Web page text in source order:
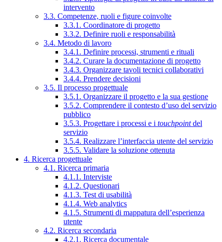
intervento
3.3. Competenze, ruoli e figure coinvolte
3.3.1. Coordinatore di progetto
3.3.2. Definire ruoli e responsabilità
3.4. Metodo di lavoro
3.4.1. Definire processi, strumenti e rituali
3.4.2. Curare la documentazione di progetto
3.4.3. Organizzare tavoli tecnici collaborativi
3.4.4. Prendere decisioni
3.5. Il processo progettuale
3.5.1. Organizzare il progetto e la sua gestione
3.5.2. Comprendere il contesto d’uso del servizio
pubblico
3.5.3. Progettare i processi e i touchpointdel
servizio
3.5.4. Realizzare l’interfaccia utente del servizio
3.5.5. Validare la soluzione ottenuta
4. Ricerca progettuale
4.1. Ricerca primaria
4.1.1. Interviste
4.1.2. Questionari
4.1.3. Test di usabilità
4.1.4. Web analytics
4.1.5. Strumenti di mappatura dell’esperienza
utente
4.2. Ricerca secondaria
4.2.1. Ricerca documentale